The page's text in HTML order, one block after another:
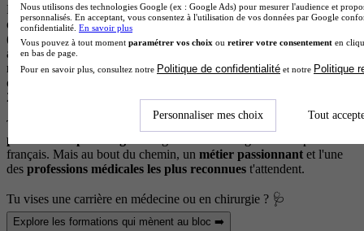
Enprofession libérale, la rémunération s'envole : selon les données
de la Caisse Autonome de Retraite des Médecins de France
(CARMF) en 2023, le revenu médian d'un chirurgien installé tourne
autour de 185 000 € bruts annuels, soit près de
mois. Les spécialités les mieux rémunérées (orthopédie, plastique,
ophtalmologie) peuvent dépasser 250 000 € brut par an, en secteur
2.
Tu l’auras compris, Devenir chirurgien, c'est s'engager dans
l'un des
parcours les plus longs
français. Mais au bout du chemin, un métier passionnant et l'une
des professions médicales les plus reconnues t'attendent.
Tu vises une carrière en médecine ou en chirurgie ? 🩺
Explore les formations qui mènent au bloc ➡️
Nous utilisons des technologies Google (ex : Google Ads) pour mesurer l'audience et
personnalisés. En acceptant, vous consentez à l'utilisation de vos données par Google
confidentialité. En savoir plus
Vous pouvez à tout moment paramétrer vos choix ou retirer votre consentement en
en bas de page.
Pour en savoir plus, consultez notre Politique de confidentialité et notre Politique
Personnaliser mes choix Tout